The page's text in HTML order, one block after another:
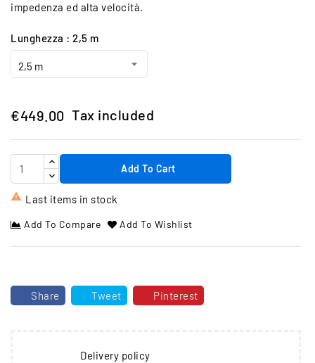
impedenza ed alta velocità.
Lunghezza : 2,5 m
€449.00 Tax included
Add To Cart
 Last items in stock
Add To Compare Add To Wishlist
Share Tweet Pinterest
Delivery policy